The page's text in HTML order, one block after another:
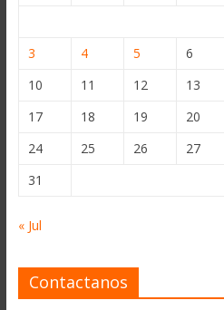
3
4 5 6
10
11 12 13
17
18 19 20
24
25 26 27
31
« Jul
Contactanos